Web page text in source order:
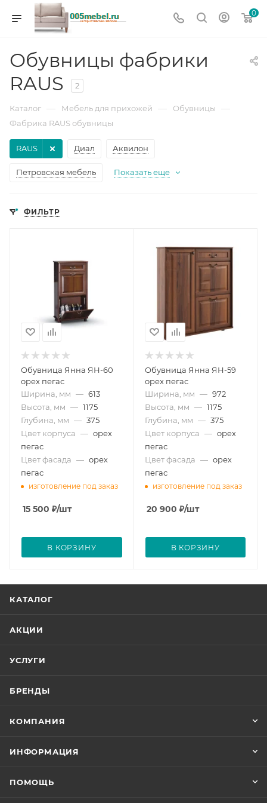
0
Обувницы фабрики
RAUS
2
Каталог — Мебель для прихожей — Обувницы —
Фабрика RAUS обувницы
Диал Аквилон
Петровская мебель
RAUS
Показать еще
ФИЛЬТР
Обувница Янна ЯН-60
орех пегас
Ширина, мм — 613
Высота, мм — 1175
Глубина, мм — 375
Цвет корпуса — орех
пегас
Цвет фасада — орех
пегас
изготовление под заказ
15 500 ₽/шт
В КОРЗИНУ
Обувница Янна ЯН-59
орех пегас
Ширина, мм — 972
Высота, мм — 1175
Глубина, мм — 375
Цвет корпуса — орех
пегас
Цвет фасада — орех
пегас
изготовление под заказ
20 900 ₽/шт
В КОРЗИНУ
КАТАЛОГ
АКЦИИ
УСЛУГИ
БРЕНДЫ
КОМПАНИЯ
ИНФОРМАЦИЯ
ПОМОЩЬ